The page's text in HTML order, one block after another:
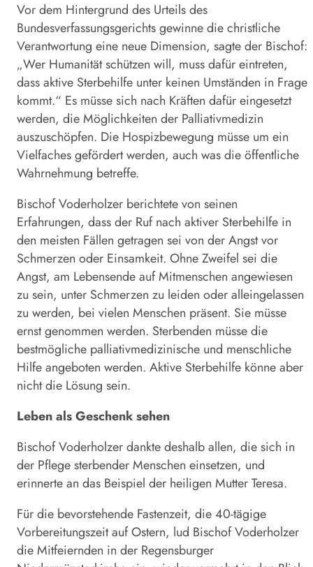
Vor dem Hintergrund des Urteils des
Bundesverfassungsgerichts gewinne die christliche
Verantwortung eine neue Dimension, sagte der Bischof:
„Wer Humanität schützen will, muss dafür eintreten,
dass aktive Sterbehilfe unter keinen Umständen in Frage
kommt.“ Es müsse sich nach Kräften dafür eingesetzt
werden, die Möglichkeiten der Palliativmedizin
auszuschöpfen. Die Hospizbewegung müsse um ein
Vielfaches gefördert werden, auch was die öffentliche
Wahrnehmung betreffe.
Bischof Voderholzer berichtete von seinen
Erfahrungen, dass der Ruf nach aktiver Sterbehilfe in
den meisten Fällen getragen sei von der Angst vor
Schmerzen oder Einsamkeit. Ohne Zweifel sei die
Angst, am Lebensende auf Mitmenschen angewiesen
zu sein, unter Schmerzen zu leiden oder alleingelassen
zu werden, bei vielen Menschen präsent. Sie müsse
ernst genommen werden. Sterbenden müsse die
bestmögliche palliativmedizinische und menschliche
Hilfe angeboten werden. Aktive Sterbehilfe könne aber
nicht die Lösung sein.
Leben als Geschenk sehen
Bischof Voderholzer dankte deshalb allen, die sich in
der Pflege sterbender Menschen einsetzen, und
erinnerte an das Beispiel der heiligen Mutter Teresa.
Für die bevorstehende Fastenzeit, die 40-tägige
Vorbereitungszeit auf Ostern, lud Bischof Voderholzer
die Mitfeiernden in der Regensburger